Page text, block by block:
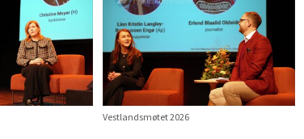
Vestlandsmøtet 2026